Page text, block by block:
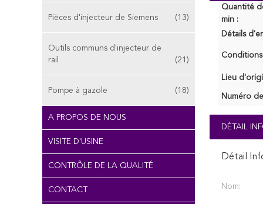
Pièces d'injecteur de Siemens (13)
Outils communs d'injecteur de
rail
(21)
Pompe à gazole (18)
A PROPOS DE NOUS
VISITE D'USINE
CONTRÔLE DE LA QUALITÉ
CONTACT
Quantité
min :
Détails
Lieu
Numéro
DÉTAIL
Détail
Nom: